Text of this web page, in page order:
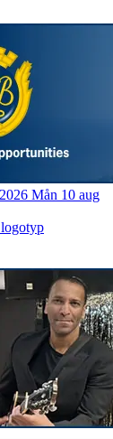
Mån 10 aug